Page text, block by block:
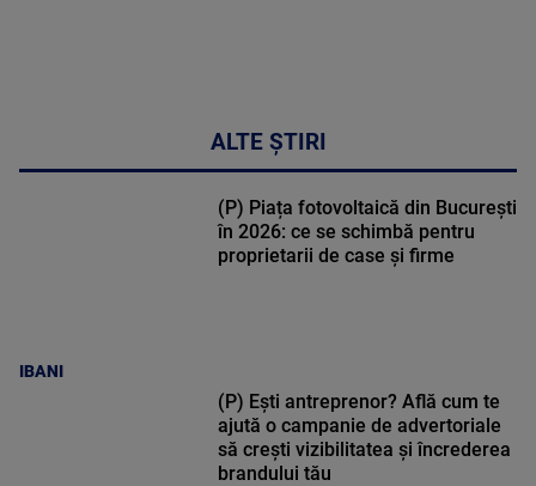
ALTE ȘTIRI
IBANI
(P) Piața fotovoltaică din București
în 2026: ce se schimbă pentru
proprietarii de case și firme
(P) Ești antreprenor? Află cum te
ajută o campanie de advertoriale
să crești vizibilitatea și încrederea
brandului tău